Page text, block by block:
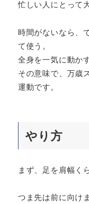
忙しい人にとって
時間がないなら、
て使う。
全身を一気に動か
その意味で、万歳
運動です。
やり方
まず、足を肩幅く
つま先は前に向け